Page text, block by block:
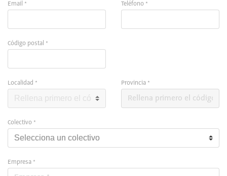
Email * Teléfono *
Código postal *
Localidad * Provincia *
Colectivo *
Empresa *